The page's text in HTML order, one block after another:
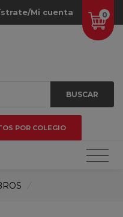
0
Mi cuenta
BUSCAR
POR COLEGIO